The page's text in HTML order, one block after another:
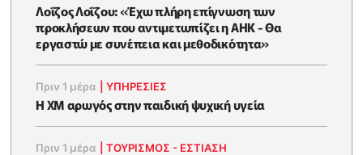
Λοΐζος Λοΐζου: «Έχω πλήρη επίγνωση των
προκλήσεων που αντιμετωπίζει η ΑΗΚ - Θα
εργαστώ με συνέπεια και μεθοδικότητα»
Πριν 1 μέρα |ΥΠΗΡΕΣΙΕΣ
Η XM αρωγός στην παιδική ψυχική υγεία
Πριν 1 μέρα |ΤΟΥΡΙΣΜΟΣ - ΕΣΤΙΑΣΗ